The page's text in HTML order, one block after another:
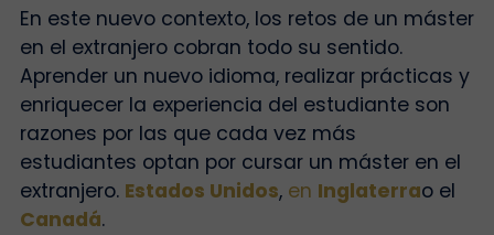
En este nuevo contexto, los retos de un máster
en el extranjero cobran todo su sentido.
Aprender un nuevo idioma, realizar prácticas y
enriquecer la experiencia del estudiante son
razones por las que cada vez más
estudiantes optan por cursar un máster en el
extranjero. Estados Unidos, en Inglaterrao el
Canadá.